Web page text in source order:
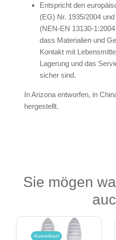
Entspricht den
(EG) Nr. 1935/2004
(NEN-EN 13130-
dass Materialien und
Kontakt mit
Lagerung und das
sicher sind.
In Arizona entworfen, in
hergestellt.
Sie mögen
Ausverkauf